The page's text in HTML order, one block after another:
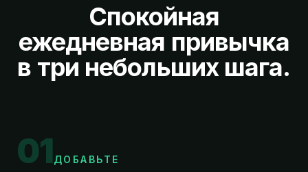
Спокойная
ежедневная привычка
в три небольших шага.
01ДОБАВЬТЕ